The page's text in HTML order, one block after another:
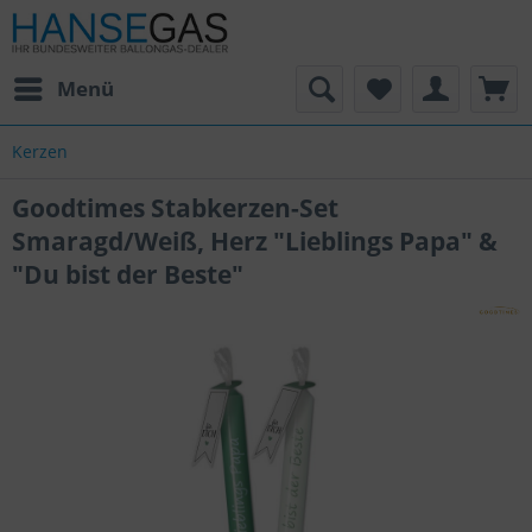
Menü
Kerzen
Goodtimes Stabkerzen-Set
Smaragd/Weiß, Herz "Lieblings Papa" &
"Du bist der Beste"